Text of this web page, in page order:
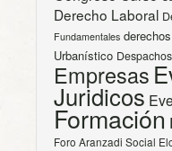
Derecho Laboral
Fundamentales
Urbanístico
Empresas
Juridicos
Formación
Foro Aranzadi Social